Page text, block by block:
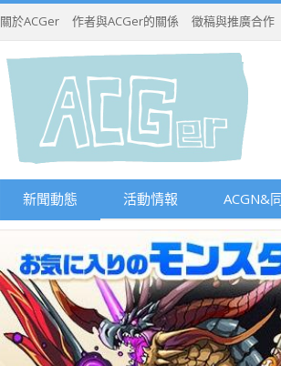
關於ACGer 作者與ACGer的關係 徵稿與推廣合作
新聞動態 活動情報 ACGN&